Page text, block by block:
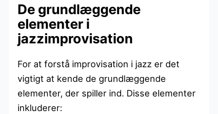
De grundlæggende
elementer i
jazzimprovisation
For at forstå improvisation i jazz er det
vigtigt at kende de grundlæggende
elementer, der spiller ind. Disse elementer
inkluderer: